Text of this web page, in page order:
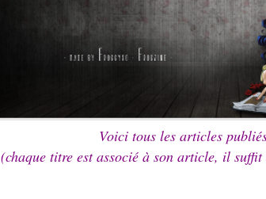
Voici tous les articles
(chaque titre est associé à son article, il